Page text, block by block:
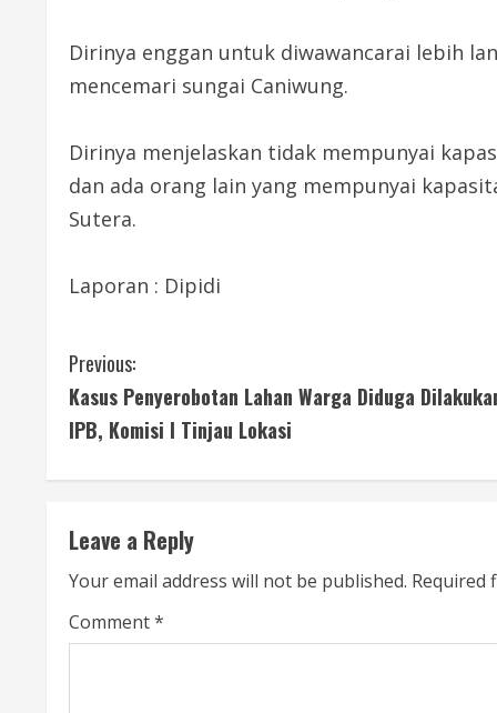
Dirinya enggan untuk diwawancarai lebih
mencemari sungai Caniwung.
Dirinya menjelaskan tidak mempunyai
dan ada orang lain yang mempunyai
Sutera.
Laporan : Dipidi
C
o
i
n
u
Previous:
Kasus Penyerobotan Lahan Warga Diduga
IPB, Komisi I Tinjau Lokasi
Leave a Reply
Your email address will not be published. Required
Comment*